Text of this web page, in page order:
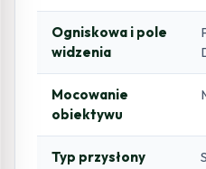
Ogniskowa i pole
widzenia
Mocowanie
obiektywu
Typ przysłony